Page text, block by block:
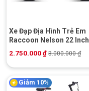
Xe Đạp Địa Hình Trẻ Em
Raccoon Nelson 22 Inch
2.750.000₫ 3.000.000₫
Giảm 10%